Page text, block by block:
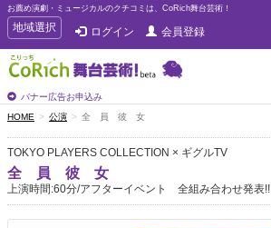
お薦め演劇・ミュージカルのクチコミは、CoRich舞台芸術！
T
o
g
g
e
n
a
v
i
g
a
地域選択 ログイン 会員登録
バナー広告お申込み
HOME 公演 全 員 彼 女
TOKYO PLAYERS COLLECTION × ギグルTV
全 員 彼 女
上演時間:60分/アフターイベント 全組み合わせ発表!!